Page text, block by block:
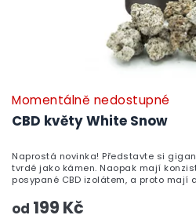
CBD květy White Snow
Momentálně nedostupné
od 199 Kč
Naprostá novinka! Představte si
tvrdé jako kámen. Naopak mají
posypané CBD izolátem, a proto mají